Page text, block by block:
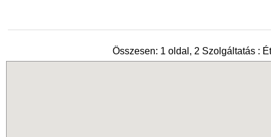
Összesen: 1 oldal, 2 Szolgáltatás :